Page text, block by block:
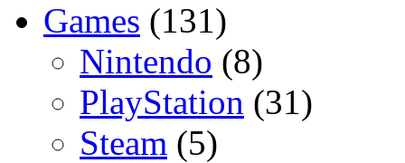
Games (131)
Nintendo (8)
PlayStation (31)
Steam (5)